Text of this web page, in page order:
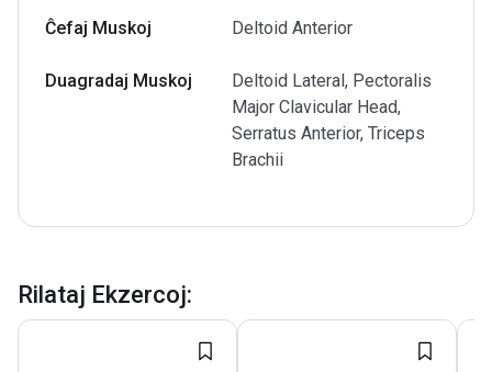
Ĉefaj Muskoj Deltoid Anterior
Duagradaj Muskoj
Deltoid Lateral, Pectoralis
Major Clavicular Head,
Serratus Anterior, Triceps
Brachii
Rilataj Ekzercoj: